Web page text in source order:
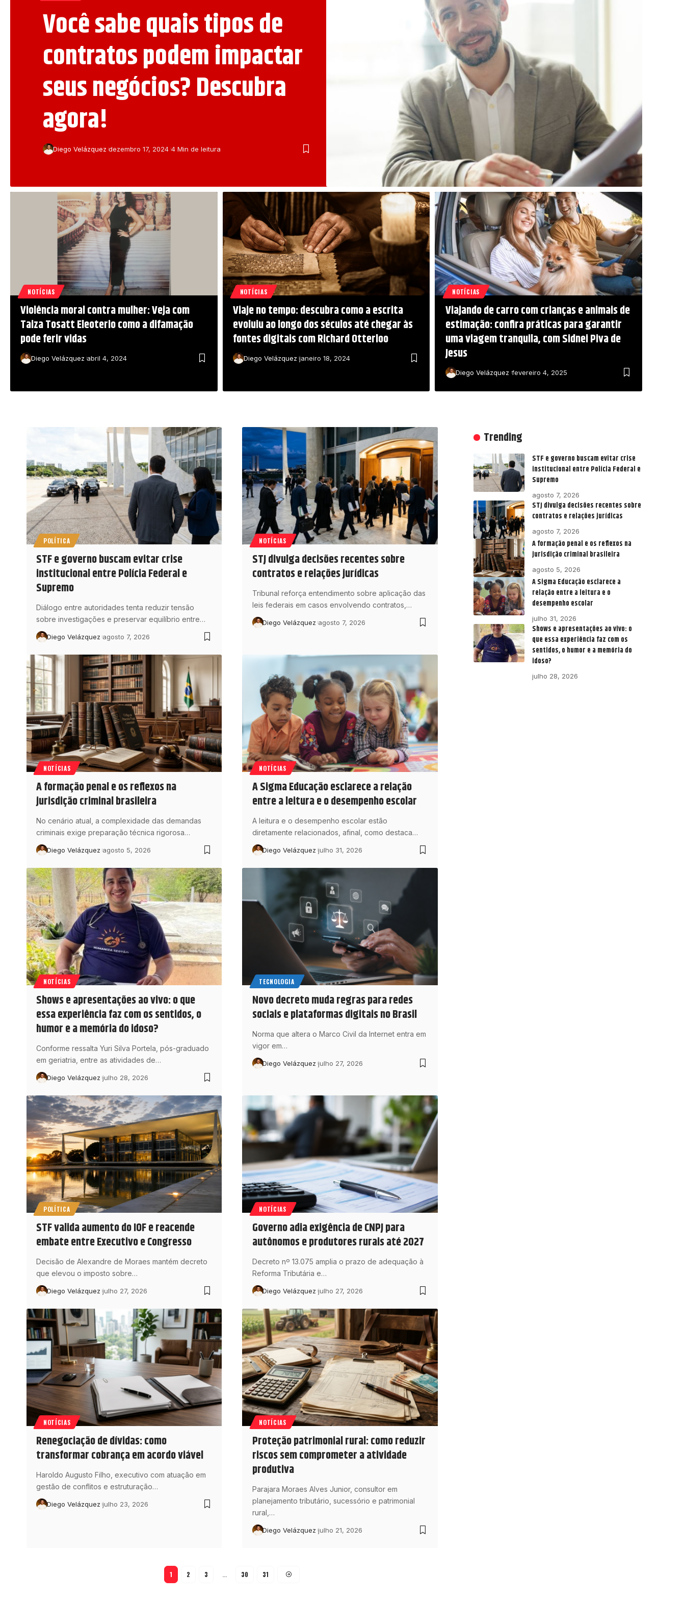
Você sabe quais tipos de
contratos podem impactar
seus negócios? Descubra
agora!
Diego Velázquez dezembro 17, 2024 4 Min de leitura
NOTÍCIAS
Violência moral contra mulher: Veja com
Taiza Tosatt Eleoterio como a difamação
pode ferir vidas
Diego Velázquez abril 4, 2024
NOTÍCIAS
Viaje no tempo: descubra como a escrita
evoluiu ao longo dos séculos até chegar às
fontes digitais com Richard Otterloo
Diego Velázquez janeiro 18, 2024
NOTÍCIAS
Viajando de carro com crianças e animais de
estimação: confira práticas para garantir
uma viagem tranquila, com Sidnei Piva de
Jesus
Diego Velázquez fevereiro 4, 2025
POLÍTICA
STF e governo buscam evitar crise
institucional entre Polícia Federal e
Supremo
Diálogo entre autoridades tenta reduzir tensão
sobre investigações e preservar equilíbrio entre…
Diego Velázquez agosto 7, 2026
NOTÍCIAS
STJ divulga decisões recentes sobre
contratos e relações jurídicas
Tribunal reforça entendimento sobre aplicação das
leis federais em casos envolvendo contratos,…
Diego Velázquez agosto 7, 2026
NOTÍCIAS
A formação penal e os reflexos na
jurisdição criminal brasileira
No cenário atual, a complexidade das demandas
criminais exige preparação técnica rigorosa…
Diego Velázquez agosto 5, 2026
NOTÍCIAS
A Sigma Educação esclarece a relação
entre a leitura e o desempenho escolar
A leitura e o desempenho escolar estão
diretamente relacionados, afinal, como destaca…
Diego Velázquez julho 31, 2026
NOTÍCIAS
Shows e apresentações ao vivo: o que
essa experiência faz com os sentidos, o
humor e a memória do idoso?
Conforme ressalta Yuri Silva Portela, pós-graduado
em geriatria, entre as atividades de…
Diego Velázquez julho 28, 2026
TECNOLOGIA
Novo decreto muda regras para redes
sociais e plataformas digitais no Brasil
Norma que altera o Marco Civil da Internet entra em
vigor em…
Diego Velázquez julho 27, 2026
POLÍTICA
STF valida aumento do IOF e reacende
embate entre Executivo e Congresso
Decisão de Alexandre de Moraes mantém decreto
que elevou o imposto sobre…
Diego Velázquez julho 27, 2026
NOTÍCIAS
Governo adia exigência de CNPJ para
autônomos e produtores rurais até 2027
Decreto nº 13.075 amplia o prazo de adequação à
Reforma Tributária e…
Diego Velázquez julho 27, 2026
NOTÍCIAS
Renegociação de dívidas: como
transformar cobrança em acordo viável
Haroldo Augusto Filho, executivo com atuação em
gestão de conflitos e estruturação…
Diego Velázquez julho 23, 2026
NOTÍCIAS
Proteção patrimonial rural: como reduzir
riscos sem comprometer a atividade
produtiva
Parajara Moraes Alves Junior, consultor em
planejamento tributário, sucessório e patrimonial
rural,…
Diego Velázquez julho 21, 2026
1 2 3 … 30 31
Trending
STF e governo buscam evitar crise
institucional entre Polícia Federal e
Supremo
agosto 7, 2026
STJ divulga decisões recentes sobre
contratos e relações jurídicas
agosto 7, 2026
A formação penal e os reflexos na
jurisdição criminal brasileira
agosto 5, 2026
A Sigma Educação esclarece a
relação entre a leitura e o
desempenho escolar
julho 31, 2026
Shows e apresentações ao vivo: o
que essa experiência faz com os
sentidos, o humor e a memória do
idoso?
julho 28, 2026